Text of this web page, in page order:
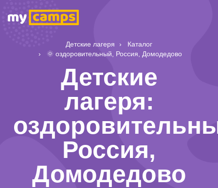
Детские лагеря
Каталог
🌞 оздоровительный, Россия, Домодедово
Детские
лагеря:
Россия,
Домодедово